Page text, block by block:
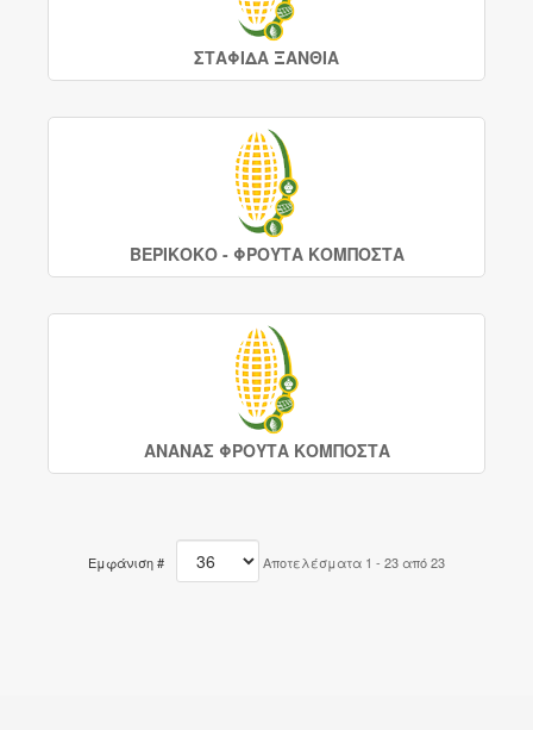
ΣΤΑΦΙΔΑ ΞΑΝΘΙΑ
ΒΕΡΙΚΟΚΟ - ΦΡΟΥΤΑ ΚΟΜΠΟΣΤΑ
ΑΝΑΝΑΣ ΦΡΟΥΤΑ ΚΟΜΠΟΣΤΑ
Εμφάνιση # Αποτελέσματα 1 - 23 από 23